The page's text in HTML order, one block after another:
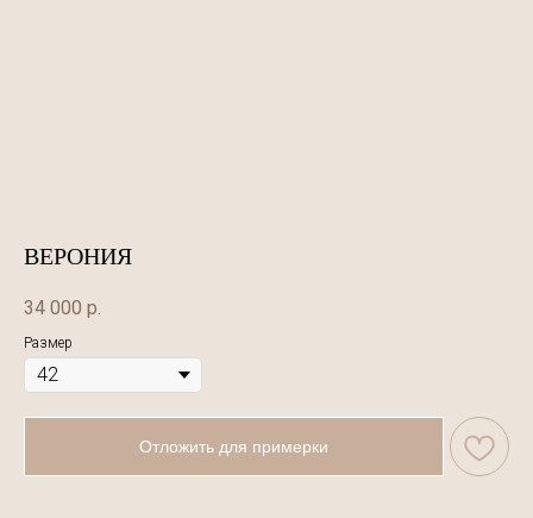
ВЕРОНИЯ
34 000 р.
Размер
Отложить для примерки